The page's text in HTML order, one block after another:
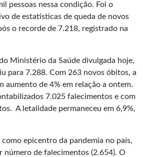
pessoas nessa condição. Foi o
de estatísticas de queda de novos
o recorde de 7.218, registrado na
Ministério da Saúde divulgada hoje,
para 7.288. Com 263 novos óbitos, a
aumento de 4% em relação a ontem.
7.025 falecimentos e com
A letalidade permaneceu em 6,9%,
como epicentro da pandemia no país,
número de falecimentos (2.654). O